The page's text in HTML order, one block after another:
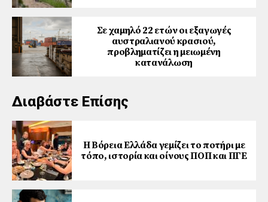
Σε χαμηλό 22 ετών οι εξαγωγές
αυστραλιανού κρασιού,
προβληματίζει η μειωμένη
κατανάλωση
Διαβάστε Επίσης
Η Βόρεια Ελλάδα γεμίζει το ποτήρι με
τόπο, ιστορία και οίνους ΠΟΠ και ΠΓΕ